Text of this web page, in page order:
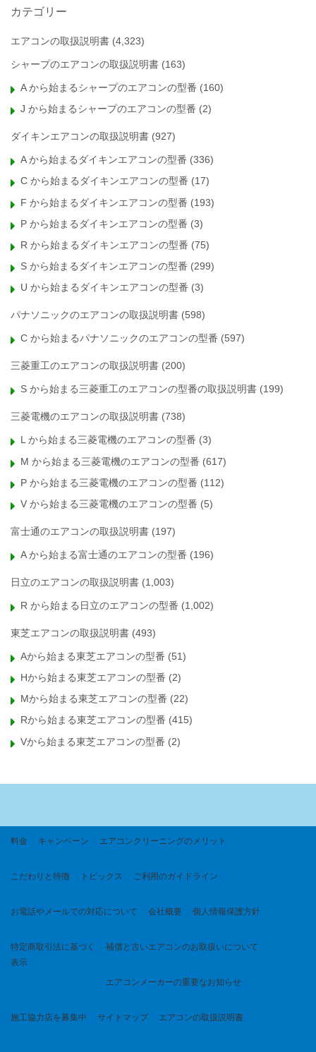
カテゴリー
エアコンの取扱説明書 (4,323)
シャープのエアコンの取扱説明書 (163)
A から始まるシャープのエアコンの型番 (160)
J から始まるシャープのエアコンの型番 (2)
ダイキンエアコンの取扱説明書 (927)
A から始まるダイキンエアコンの型番 (336)
C から始まるダイキンエアコンの型番 (17)
F から始まるダイキンエアコンの型番 (193)
P から始まるダイキンエアコンの型番 (3)
R から始まるダイキンエアコンの型番 (75)
S から始まるダイキンエアコンの型番 (299)
U から始まるダイキンエアコンの型番 (3)
パナソニックのエアコンの取扱説明書 (598)
C から始まるパナソニックのエアコンの型番 (597)
三菱重工のエアコンの取扱説明書 (200)
S から始まる三菱重工のエアコンの型番の取扱説明書 (199)
三菱電機のエアコンの取扱説明書 (738)
L から始まる三菱電機のエアコンの型番 (3)
M から始まる三菱電機のエアコンの型番 (617)
P から始まる三菱電機のエアコンの型番 (112)
V から始まる三菱電機のエアコンの型番 (5)
富士通のエアコンの取扱説明書 (197)
A から始まる富士通のエアコンの型番 (196)
日立のエアコンの取扱説明書 (1,003)
R から始まる日立のエアコンの型番 (1,002)
東芝エアコンの取扱説明書 (493)
Aから始まる東芝エアコンの型番 (51)
Hから始まる東芝エアコンの型番 (2)
Mから始まる東芝エアコンの型番 (22)
Rから始まる東芝エアコンの型番 (415)
Vから始まる東芝エアコンの型番 (2)
料金 キャンペーン エアコンクリーニングのメリット
こだわりと特徴 トピックス ご利用のガイドライン
お電話やメールでの対応について 会社概要 個人情報保護方針
特定商取引法に基づく
表示
補償と古いエアコンのお取扱いについて
エアコンメーカーの重要なお知らせ
施工協力店を募集中 サイトマップ エアコンの取扱説明書